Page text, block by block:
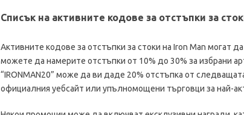
Списък на активните кодове за отстъпки за
Активните кодове за отстъпки за стоки на Iron Man могат
можете да намерите отстъпки от 10% до 30% за избрани
“IRONMAN20” може да ви даде 20% отстъпка от
официалния уебсайт или упълномощени търговци за най-